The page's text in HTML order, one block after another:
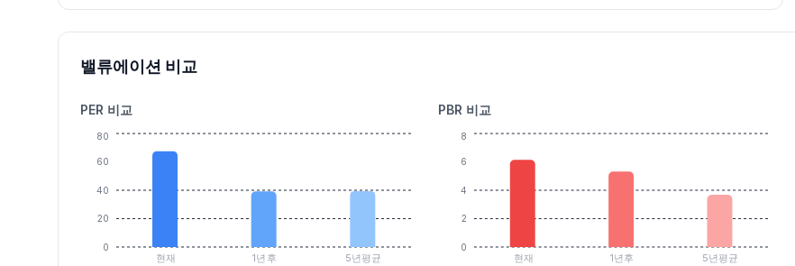
밸류에이션 비교
PER 비교
현재 1년후 5년평균
0
20
40
60
80
PBR 비교
현재 1년후 5년평균
0
2
4
6
8